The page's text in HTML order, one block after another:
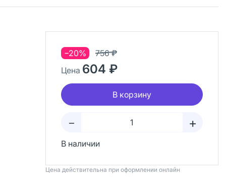
−20%
756 ₽
Цена 604 ₽
В корзину
– +
В наличии
Цена действительна при оформлении онлайн